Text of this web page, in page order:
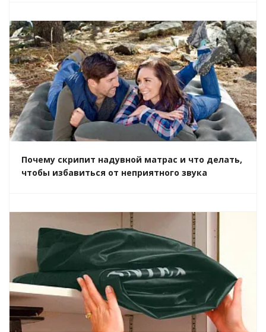
Почему скрипит надувной матрас и что делать,
чтобы избавиться от неприятного звука